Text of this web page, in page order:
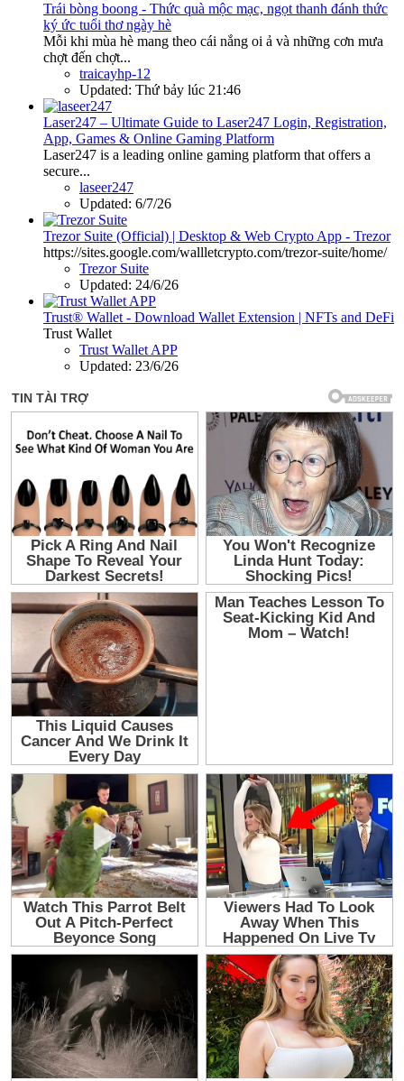
Trái bòng boong - Thức quà mộc mạc, ngọt thanh đánh thức
ký ức tuổi thơ ngày hè
Mỗi khi mùa hè mang theo cái nắng oi ả và những cơn mưa
chợt đến chợt...
traicayhp-12
Updated: Thứ bảy lúc 21:46
Laser247 – Ultimate Guide to Laser247 Login, Registration,
App, Games & Online Gaming Platform
Laser247 is a leading online gaming platform that offers a
secure...
laseer247
Updated: 6/7/26
Trezor Suite (Official) | Desktop & Web Crypto App - Trezor
https://sites.google.com/wallletcrypto.com/trezor-suite/home/
Trezor Suite
Updated: 24/6/26
Trust® Wallet - Download Wallet Extension | NFTs and DeFi
Trust Wallet
Trust Wallet APP
Updated: 23/6/26